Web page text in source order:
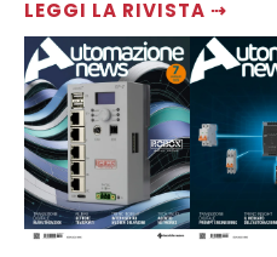
LEGGI LA RIVISTA ⇢